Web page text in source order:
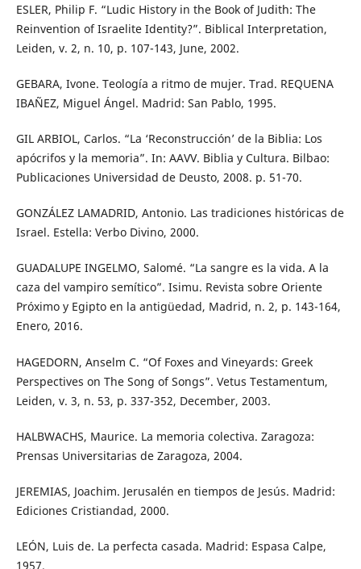
ESLER, Philip F. “Ludic History in the Book of Judith: The
Reinvention of Israelite Identity?”. Biblical Interpretation,
Leiden, v. 2, n. 10, p. 107-143, June, 2002.
GEBARA, Ivone. Teología a ritmo de mujer. Trad. REQUENA
IBAÑEZ, Miguel Ángel. Madrid: San Pablo, 1995.
GIL ARBIOL, Carlos. “La ‘Reconstrucción’ de la Biblia: Los
apócrifos y la memoria”. In: AAVV. Biblia y Cultura. Bilbao:
Publicaciones Universidad de Deusto, 2008. p. 51-70.
GONZÁLEZ LAMADRID, Antonio. Las tradiciones históricas de
Israel. Estella: Verbo Divino, 2000.
GUADALUPE INGELMO, Salomé. “La sangre es la vida. A la
caza del vampiro semítico”. Isimu. Revista sobre Oriente
Próximo y Egipto en la antigüedad, Madrid, n. 2, p. 143-164,
Enero, 2016.
HAGEDORN, Anselm C. “Of Foxes and Vineyards: Greek
Perspectives on The Song of Songs”. Vetus Testamentum,
Leiden, v. 3, n. 53, p. 337-352, December, 2003.
HALBWACHS, Maurice. La memoria colectiva. Zaragoza:
Prensas Universitarias de Zaragoza, 2004.
JEREMIAS, Joachim. Jerusalén en tiempos de Jesús. Madrid:
Ediciones Cristiandad, 2000.
LEÓN, Luis de. La perfecta casada. Madrid: Espasa Calpe,
1957.